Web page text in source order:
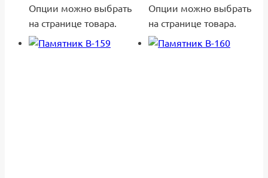
Опции можно выбрать
на странице товара.
Опции можно выбрать
на странице товара.